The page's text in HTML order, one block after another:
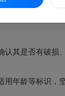
是否有破损
年龄等标识，坚